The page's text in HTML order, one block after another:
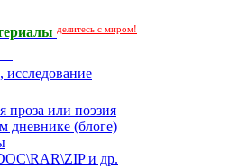
делитесь с миром!
исследование
проза или поэзия
дневнике (блоге)
и др.